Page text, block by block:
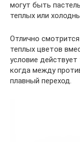
могут быть
теплых или
Отлично
теплых цветов
условие
когда между
плавный переход.